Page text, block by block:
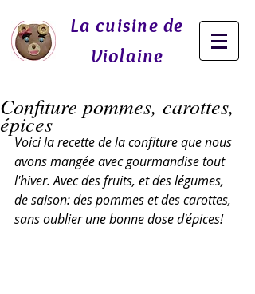
La cuisine de
Violaine
Confiture pommes, carottes,
épices
Voici la recette de la confiture que nous
avons mangée avec gourmandise tout
l'hiver. Avec des fruits, et des légumes,
de saison: des pommes et des carottes,
sans oublier une bonne dose d'épices!